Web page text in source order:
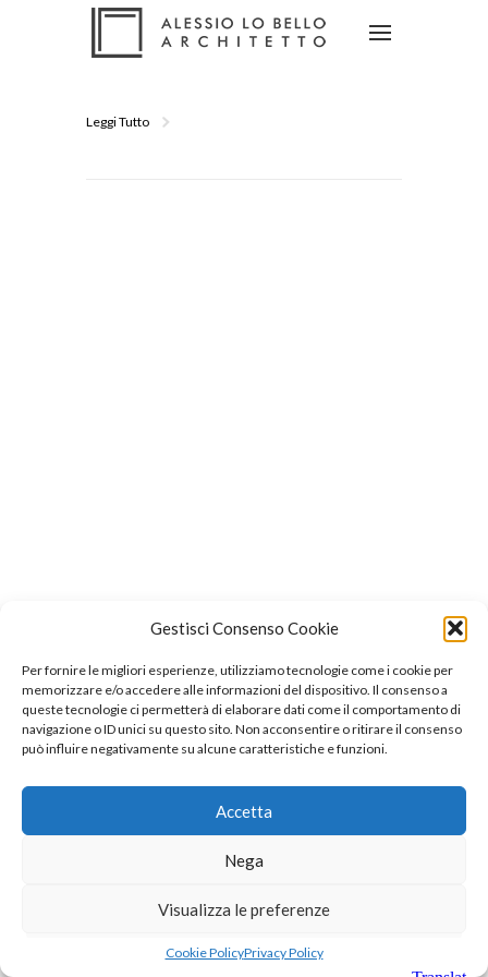
Gestisci Consenso Cookie
Per fornire le migliori esperienze, utilizziamo tecnologie come i cookie per
memorizzare e/o accedere alle informazioni del dispositivo. Il consenso a
queste tecnologie ci permetterà di elaborare dati come il comportamento di
navigazione o ID unici su questo sito. Non acconsentire o ritirare il consenso
può influire negativamente su alcune caratteristiche e funzioni.
Accetta
Nega
Visualizza le preferenze
Cookie PolicyPrivacy Policy
Leggi Tutto